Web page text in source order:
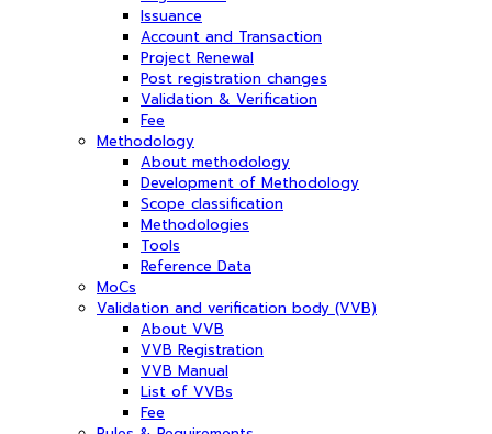
Issuance
Account and Transaction
Project Renewal
Post registration changes
Validation & Verification
Fee
Methodology
About methodology
Development of Methodology
Scope classification
Methodologies
Tools
Reference Data
MoCs
Validation and verification body (VVB)
About VVB
VVB Registration
VVB Manual
List of VVBs
Fee